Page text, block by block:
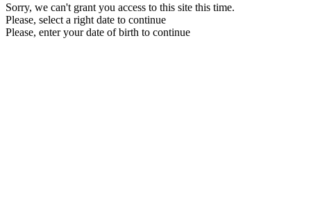
Sorry, we can't grant you access to this site this time.
Please, select a right date to continue
Please, enter your date of birth to continue